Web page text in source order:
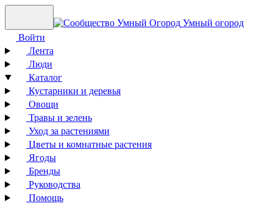
Умный огород
Войти
Лента
Люди
Каталог
Кустарники и деревья
Овощи
Травы и зелень
Уход за растениями
Цветы и комнатные растения
Ягоды
Бренды
Руководства
Помощь